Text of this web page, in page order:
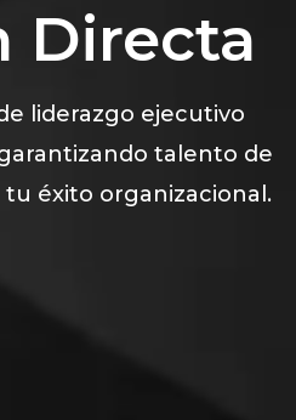
Directa
liderazgo ejecutivo
talento de
éxito organizacional.